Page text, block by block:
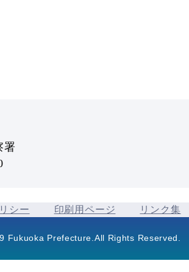
署
シー 印刷用ページ リンク集
Fukuoka Prefecture.All Rights Reserved.